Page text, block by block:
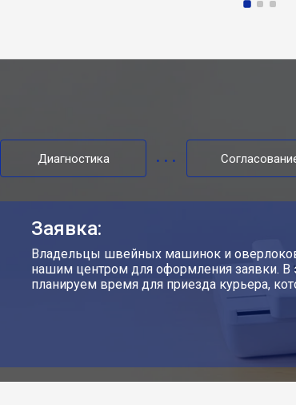
Диагностика
Заявка:
Владельцы швейных машинок и
нашим центром для оформления заявки. В
планируем время для приезда курьера,